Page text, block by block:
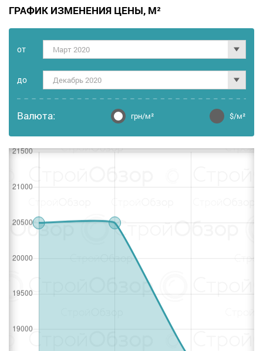
ГРАФИК ИЗМЕНЕНИЯ ЦЕНЫ, М²
от Март 2020
дo Декабрь 2020
Валюта: грн/м² $/м²